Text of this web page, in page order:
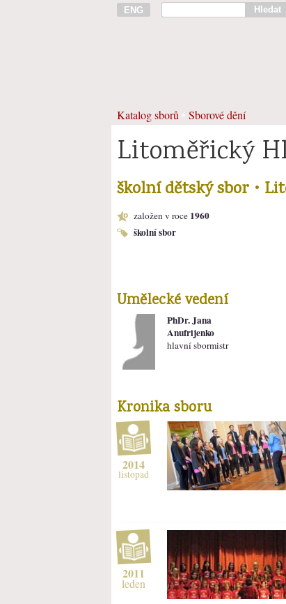
ENG Hledat
Katalog sborů Sborové dění
Litoměřický
školní dětský sbor •
založen v roce 1960
školní sbor
Umělecké vedení
PhDr. Jana
Anufrijenko
hlavní sbormistr
Kronika sboru
2014
listopad
2011
leden